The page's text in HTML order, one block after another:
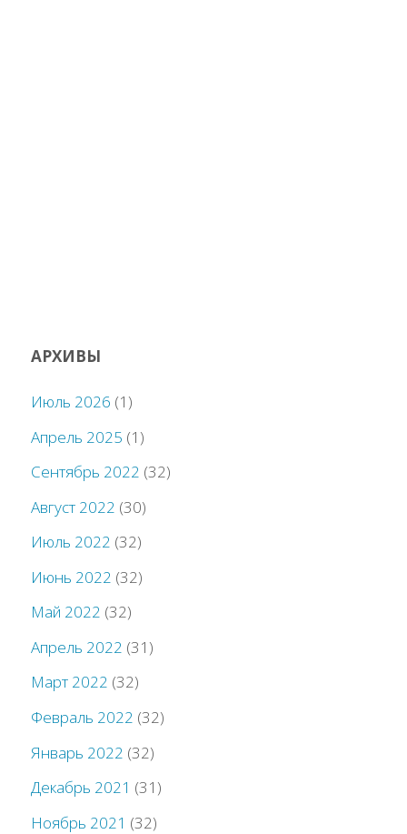
АРХИВЫ
Июль 2026 (1)
Апрель 2025 (1)
Сентябрь 2022 (32)
Август 2022 (30)
Июль 2022 (32)
Июнь 2022 (32)
Май 2022 (32)
Апрель 2022 (31)
Март 2022 (32)
Февраль 2022 (32)
Январь 2022 (32)
Декабрь 2021 (31)
Ноябрь 2021 (32)